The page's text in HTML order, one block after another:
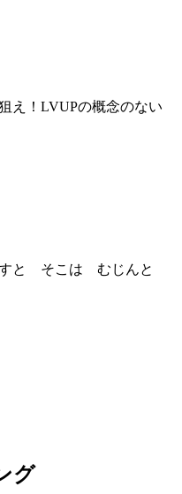
え！LVUPの概念のない
と そこは むじんと
グ